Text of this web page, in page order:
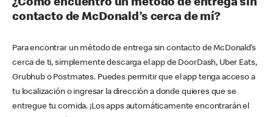
¿Cómo encuentro un método de entrega sin
contacto de McDonald’s cerca de mí?
Para encontrar un método de entrega sin contacto de McDonald’s
cerca de ti, simplemente descarga el app de DoorDash, Uber Eats,
Grubhub o Postmates. Puedes permitir que el app tenga acceso a
tu localización o ingresar la dirección a donde quieres que se
entregue tu comida. ¡Los apps automáticamente encontrarán el